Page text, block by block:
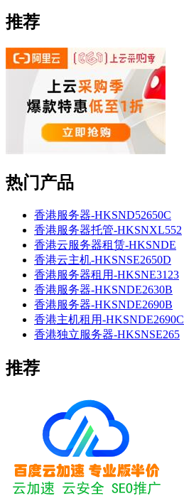
推荐
热门产品
香港服务器-HKSND52650C
香港服务器托管-HKSNXL552
香港云服务器租赁-HKSNDE
香港云主机-HKSNSE2650D
香港服务器租用-HKSNE3123
香港服务器-HKSNDE2630B
香港服务器-HKSNDE2690B
香港主机租用-HKSNDE2690C
香港独立服务器-HKSNSE265
推荐